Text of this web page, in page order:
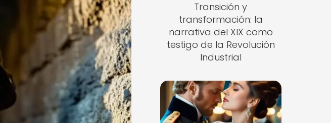
Transición y
transformación: la
narrativa del XIX como
testigo de la Revolución
Industrial